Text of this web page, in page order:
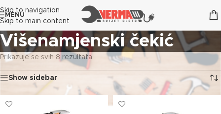
Skip to navigation
Skip to main content
MENU
Višenamjenski čekić
Prikazuje se svih 8 rezultata
Show sidebar